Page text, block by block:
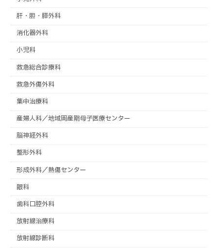
肝・胆・膵外科
消化器外科
小児科
救急総合診療科
救急外傷外科
集中治療科
産婦人科／地域周産期母子医療センター
脳神経外科
整形外科
形成外科／熱傷センター
眼科
歯科口腔外科
放射線治療科
放射線診断科